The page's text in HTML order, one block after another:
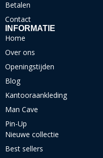
Betalen
Contact
INFORMATIE
Home
Over ons
Openingstijden
Blog
Kantooraankleding
Man Cave
Pin-Up
Nieuwe collectie
Best sellers